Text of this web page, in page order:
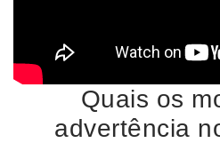
Quais os
advertência